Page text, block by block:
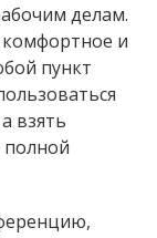
делам.
комфортное и
пункт
взять